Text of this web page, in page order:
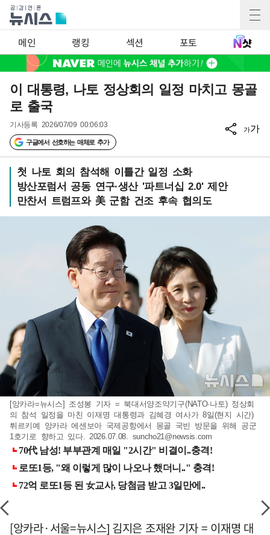
메인 랭킹 섹션 포토
이 대통령, 나토 정상회의 일정 마치고 몽골
로 출국
기사등록 2026/07/09 00:06:03
구글에서 선호하는 매체로 추가
가가
첫 나토 회의 참석해 이틀간 일정 소화
방산포럼서 공동 연구·생산 '파트너십 2.0' 제안
만찬서 트럼프와 美 군함 건조 후속 협의도
[앙카라=뉴시스] 조성봉 기자 = 북대서양조약기구(NATO·나토) 정상회
의 참석 일정을 마친 이재명 대통령과 김혜경 여사가 8일(현지 시간)
튀르키예 앙카라 에센보아 국제공항에서 몽골 국빈 방문을 위해 공군
1호기로 향하고 있다. 2026.07.08. suncho21@newsis.com
[앙카라·서울=뉴시스] 김지은 조재완 기자 = 이재명 대